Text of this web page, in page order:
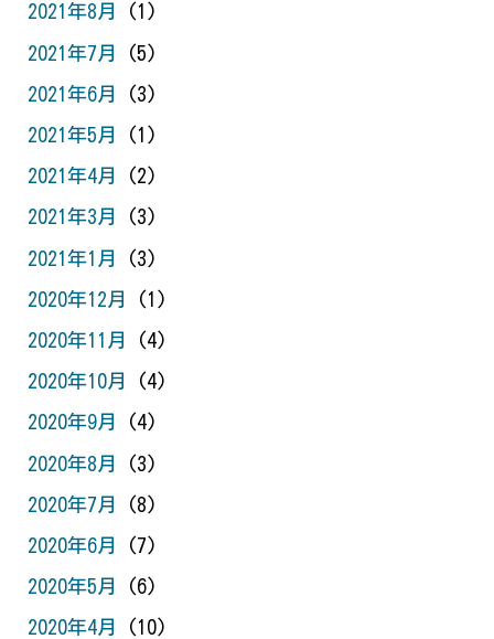
2021年8月 (1)
2021年7月 (5)
2021年6月 (3)
2021年5月 (1)
2021年4月 (2)
2021年3月 (3)
2021年1月 (3)
2020年12月 (1)
2020年11月 (4)
2020年10月 (4)
2020年9月 (4)
2020年8月 (3)
2020年7月 (8)
2020年6月 (7)
2020年5月 (6)
2020年4月 (10)